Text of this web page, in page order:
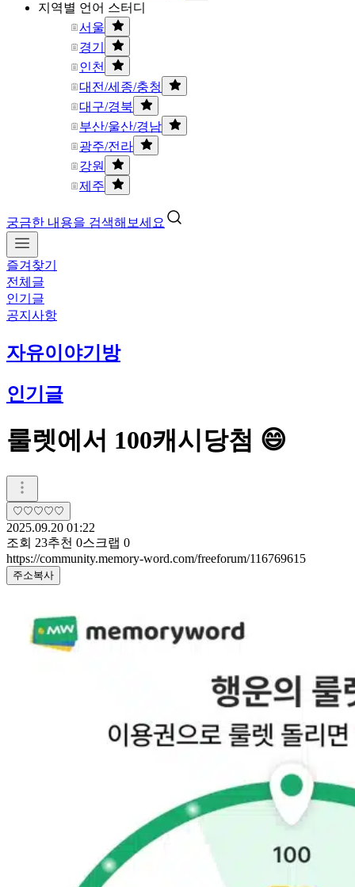
지역별 언어 스터디
서울
경기
인천
대전/세종/충청
대구/경북
부산/울산/경남
광주/전라
강원
제주
궁금한 내용을 검색해보세요
즐겨찾기
전체글
인기글
공지사항
자유이야기방
인기글
룰렛에서 100캐시당첨 😄
♡♡♡♡♡
2025.09.20 01:22
조회 23추천 0스크랩 0
https://community.memory-word.com/freeforum/116769615
주소복사